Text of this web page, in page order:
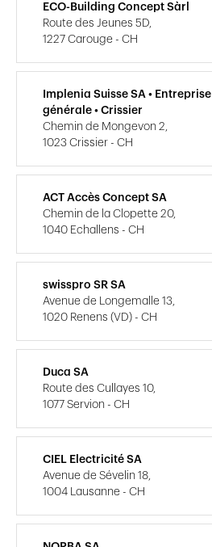
ECO-Building Concept Sàrl
Route des Jeunes 5D,
1227 Carouge - CH
Implenia Suisse SA • Entreprise
générale • Crissier
Chemin de Mongevon 2,
1023 Crissier - CH
ACT Accès Concept SA
Chemin de la Clopette 20,
1040 Echallens - CH
swisspro SR SA
Avenue de Longemalle 13,
1020 Renens (VD) - CH
Duca SA
Route des Cullayes 10,
1077 Servion - CH
CIEL Electricité SA
Avenue de Sévelin 18,
1004 Lausanne - CH